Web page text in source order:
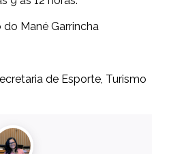
Mané Garrincha
de Esporte, Turismo